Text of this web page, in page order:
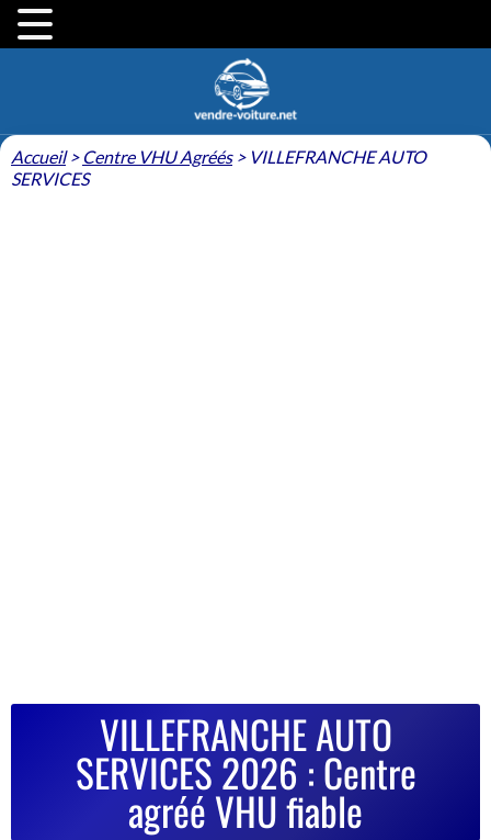
Accueil> Centre VHU Agréés> VILLEFRANCHE AUTO
SERVICES
VILLEFRANCHE AUTO
SERVICES 2026 : Centre
agréé VHU fiable